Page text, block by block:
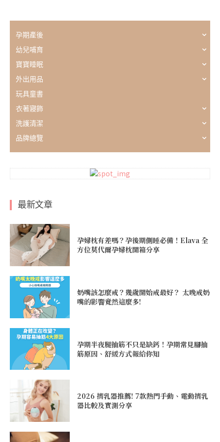
孕期產後
幼兒哺育
寶寶睡眠
外出用品
玩具童書
衣著寢飾
洗護清潔
品牌總覽
最新文章
孕婦枕有差嗎？孕後期側睡必備！Elava 全
方位莫代爾孕婦枕開箱分享
奶嘴該怎麼戒？幾歲開始戒最好？ 太晚戒奶
嘴的影響竟然這麼多!
孕期半夜腿抽筋不只是缺鈣！孕期常見腳抽
筋原因、舒緩方式報給你知
2026 擠乳器推薦! 7款熱門手動、電動擠乳
器比較及實測分享